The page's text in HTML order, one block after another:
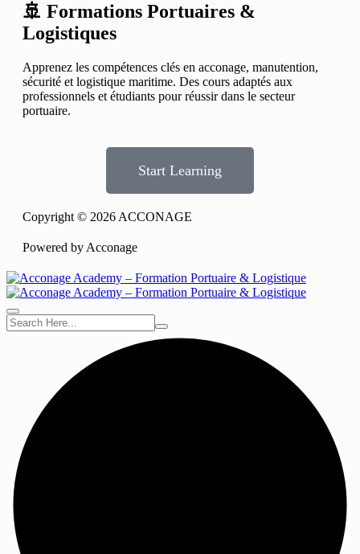
🚢 Formations Portuaires &
Logistiques
Apprenez les compétences clés en acconage, manutention,
sécurité et logistique maritime. Des cours adaptés aux
professionnels et étudiants pour réussir dans le secteur
portuaire.
Start Learning
Copyright © 2026 ACCONAGE
Powered by Acconage